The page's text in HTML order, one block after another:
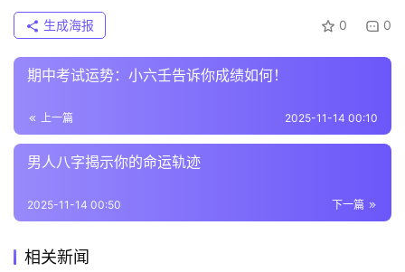
0 0
生成海报
期中考试运势：小六壬告诉你成绩如何！
上一篇 2025-11-14 00:10
男人八字揭示你的命运轨迹
下一篇
2025-11-14 00:50
相关新闻